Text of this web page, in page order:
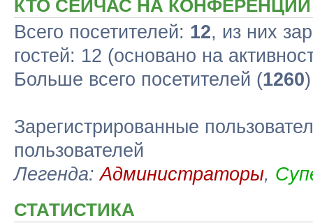
КТО СЕЙЧАС НА КОНФЕРЕНЦИИ
Всего посетителей: 12, из них
гостей: 12 (основано на
Больше всего посетителей (1260
Зарегистрированные
пользователей
Легенда:Администраторы,
СТАТИСТИКА